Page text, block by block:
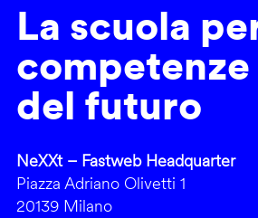
La scuola
del futuro
NeXXt – Fastweb Headquarter
Piazza Adriano Olivetti 1
20139 Milano